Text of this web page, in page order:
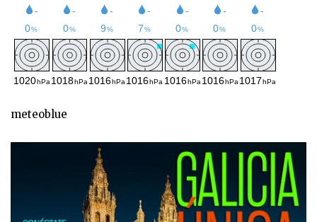
meteoblue